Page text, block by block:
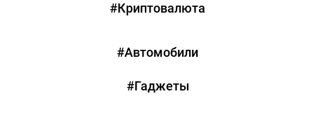
#Криптовалюта
#Автомобили
#Гаджеты